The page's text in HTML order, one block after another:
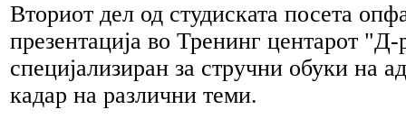
Вториот дел од студиската посета
презентација во Тренинг центарот
специјализиран за стручни обуки на
кадар на различни теми.